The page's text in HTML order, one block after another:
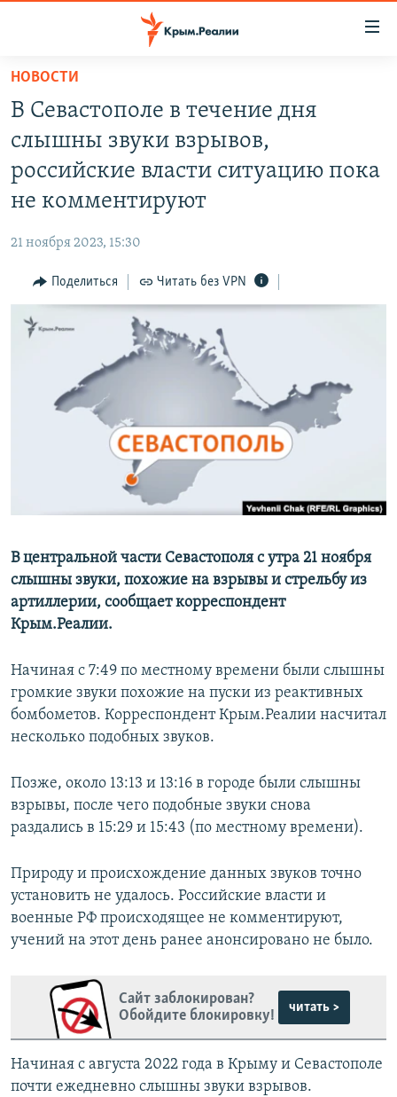
Вернуться
основному
содержанию
главной
Вернутся
поиску
ГРУЗ 200
ИНТЕРАКТИВ
ИНФОГРАФИКА
ТЕЛЕПРОЕКТ КРЫМ.РЕАЛИИ
СОВЕТЫ ПРАВОЗАЩИТНИКОВ
ПРОПАВШИЕ БЕЗ ВЕСТИ
ПОБЕДИТЕЛЕЙ НЕ СУДЯТ?
КРЫМ.НЕПОКОРЕННЫЙ
УКРАИНСКАЯ ПРОБЛЕМА КРЫМА
РАДІО СВОБОДА
КАК ОБОЙТИ БЛОКИРОВКУ
Українською
ПРИСОЕДИНЯЙТЕСЬ!
НОВОСТИ
В Севастополе в течение дня
слышны звуки взрывов,
российские власти ситуацию пока
не комментируют
21 ноября 2023, 15:30
Поделиться Читать без VPN
В центральной части Севастополя с утра 21 ноября
слышны звуки, похожие на взрывы и стрельбу из
артиллерии, сообщает корреспондент
Крым.Реалии.
Начиная с 7:49 по местному времени были слышны
громкие звуки похожие на пуски из реактивных
бомбометов. Корреспондент Крым.Реалии насчитал
несколько подобных звуков.
Позже, около 13:13 и 13:16 в городе были слышны
взрывы, после чего подобные звуки снова
раздались в 15:29 и 15:43 (по местному времени).
Природу и происхождение данных звуков точно
установить не удалось. Российские власти и
военные РФ происходящее не комментируют,
учений на этот день ранее анонсировано не было.
Сайт заблокирован?
Обойдите блокировку!
читать >
Начиная с августа 2022 года в Крыму и Севастополе
почти ежедневно слышны звуки взрывов.